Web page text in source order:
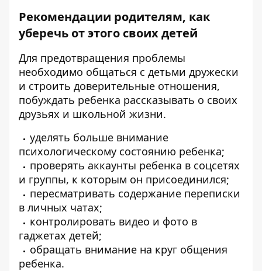
Рекомендации родителям, как
уберечь от этого своих детей
Для предотвращения проблемы
необходимо общаться с детьми дружески
и строить доверительные отношения,
побуждать ребенка рассказывать о своих
друзьях и школьной жизни.
уделять больше внимание
психологическому состоянию ребенка;
проверять аккаунты ребенка в соцсетях
и группы, к которым он присоединился;
пересматривать содержание переписки
в личных чатах;
контролировать видео и фото в
гаджетах детей;
обращать внимание на круг общения
ребенка.